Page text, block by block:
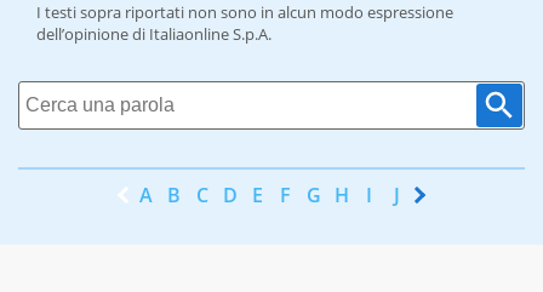
I testi sopra riportati non sono in alcun modo espressione
dell’opinione di Italiaonline S.p.A.
A B C D E F G H I J K